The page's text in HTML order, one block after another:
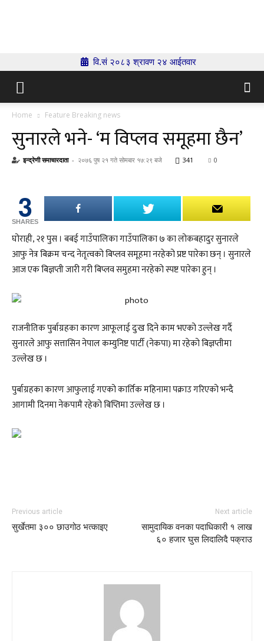
वि.सं २०८३ श्रावण २४ आईतवार
Home Feature Breaking news
सुनारले भने- ‘म विप्लव समूहमा छैन’
इन्द्रेणी समाचारदाता - २०७६ पुष २१ गते सोमबार १७:२९ बजे 341 0
3
SHARES
घोराही, २१ पुस । बबई गाउँपालिका गाउँपालिका ७ का लोकबहादुर सुनारले
आफु नेत्र बिक्रम चन्द नेतृत्वको बिप्लव समूहमा नरहेको प्रष्ट पारेका छन् । सुनारले
आज एक बिज्ञप्ती जारी गरी बिप्लव समुहमा नरहेको स्पष्ट पारेका हुन् ।
राजनीतिक पुर्बाग्रहका कारण आफूलाई दुःख दिने काम भएको उल्लेख गर्दै
सुनारले आफु सत्तासिन नेपाल कम्युनिष्ट पार्टी (नेकपा) मा रहेको बिज्ञप्तीमा
उल्लेख छ ।
पुर्बाग्रहका कारण आफुलाई गएको कार्तिक महिनामा पक्राउ गरिएको भन्दै
आगामी दिनमा नेकपामै रहेको बिप्तिमा उल्लेख छ ।
Previous article
सुर्खेतमा ३०० छाउगोठ भत्काइए
Next article
सामुदायिक वनका पदाधिकारी १ लाख
६० हजार घुस लिदालिदै पक्राउ